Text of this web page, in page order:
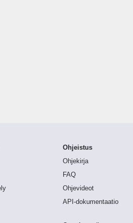
Ohjeistus
Ohjekirja
FAQ
Ohjevideot
API-dokumentaatio